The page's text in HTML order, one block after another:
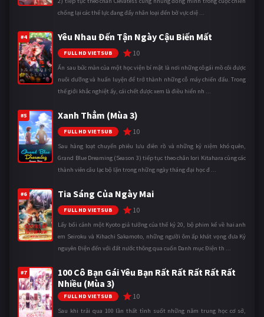
chống lại các thế lực đang đẩy nhân loại đến bờ vực diệ ...
#4 Yêu Nhau Đến Tận Ngày Cậu Biến Mất
FULL HD VIETSUB 10
Ẩn sau bức màn của một học viện bí mật là nơi những cô gái mồ côi được
nuôi dưỡng và huấn luyện để trở thành những cỗ máy chiến đấu. Trong
thế giới khắc nghiệt ấy, cái chết được xem là điều hiển nh ...
#5 Xanh Thẳm (Mùa 3)
FULL HD VIETSUB 10
Sau hàng loạt chuyến phiêu lưu điên rồ và những kỷ niệm khó quên,
Grand Blue Dreaming (Season 3) tiếp tục theo chân Iori Kitahara cùng các
thành viên câu lạc bộ lặn trong những ngày tháng đại học đ ...
#6 Tia Sáng Của Ngày Mai
FULL HD VIETSUB 10
Lấy bối cảnh một Kyoto giả tưởng của thế kỷ 20, bộ phim kể về hai anh
em Seiroku và Kihachi Sakamoto, những người ôm ấp khát vọng đưa Kỷ
nguyên Điện đến với đất nước thông qua cuốn Danh mục Điện th ...
#7
100 Cô Bạn Gái Yêu Bạn Rất Rất Rất Rất Rất
Nhiều (Mùa 3)
FULL HD VIETSUB 10
Sau khi trải qua 100 lần thất tình suốt những năm trung học cơ sở,